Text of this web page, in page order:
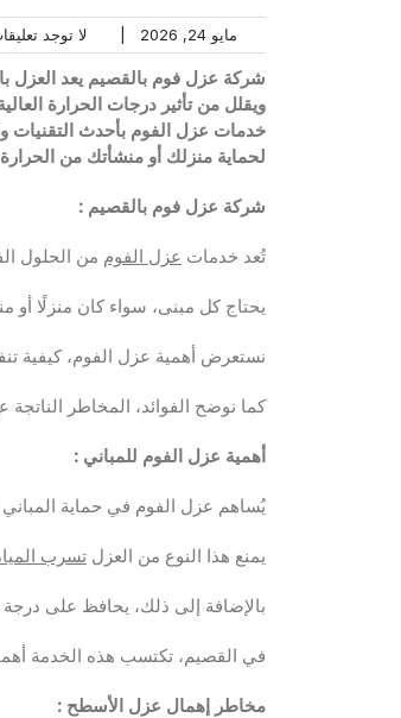
مايو 24, 2026 لا توجد
شركة عزل فوم بالقصيم يعد العزل
ويقلل من تأثير درجات الحرارة
خدمات عزل الفوم بأحدث التقنيات
لحماية منزلك أو منشأتك من
شركة عزل فوم بالقصيم :
تُعد خدمات عزل الفوم من الحلول
يحتاج كل مبنى، سواء كان منزلًا
نستعرض أهمية عزل الفوم، كيفية
كما نوضح الفوائد، المخاطر
أهمية عزل الفوم للمباني :
يُساهم عزل الفوم في حماية
يمنع هذا النوع من العزل تسرب
بالإضافة إلى ذلك، يحافظ على درجة
في القصيم، تكتسب هذه الخدمة
مخاطر إهمال عزل الأسطح :